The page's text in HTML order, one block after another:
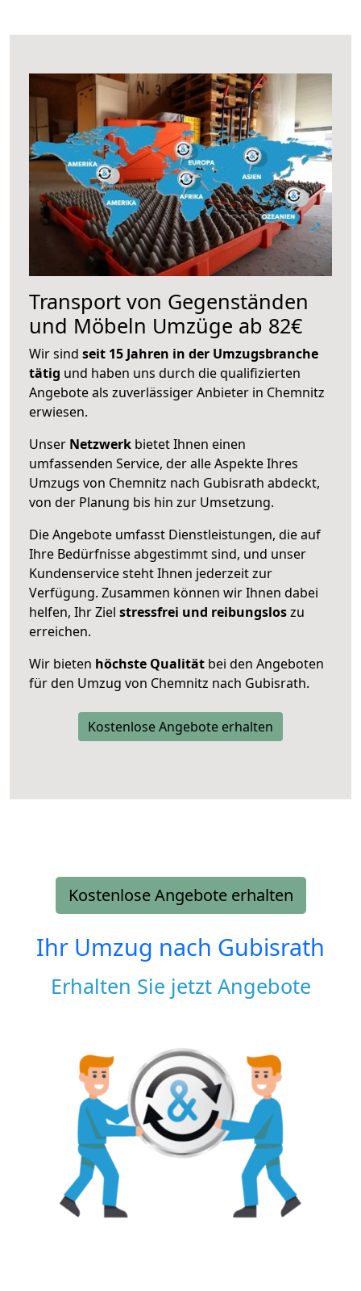
Transport von Gegenständen
und Möbeln Umzüge ab 82€
Wir sind seit 15 Jahren in der Umzugsbranche
tätig und haben uns durch die qualifizierten
Angebote als zuverlässiger Anbieter in Chemnitz
erwiesen.
Unser Netzwerk bietet Ihnen einen
umfassenden Service, der alle Aspekte Ihres
Umzugs von Chemnitz nach Gubisrath abdeckt,
von der Planung bis hin zur Umsetzung.
Die Angebote umfasst Dienstleistungen, die auf
Ihre Bedürfnisse abgestimmt sind, und unser
Kundenservice steht Ihnen jederzeit zur
Verfügung. Zusammen können wir Ihnen dabei
helfen, Ihr Ziel stressfrei und reibungsloszu
erreichen.
Wir bieten höchste Qualität bei den Angeboten
für den Umzug von Chemnitz nach Gubisrath.
Kostenlose Angebote erhalten
Kostenlose Angebote erhalten
Ihr Umzug nach Gubisrath
Erhalten Sie jetzt Angebote